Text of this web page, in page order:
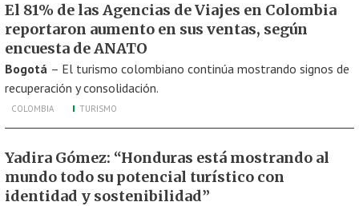
El 81% de las Agencias de Viajes en Colombia
reportaron aumento en sus ventas, según
encuesta de ANATO
Bogotá – El turismo colombiano continúa mostrando signos de
recuperación y consolidación.
COLOMBIA TURISMO
Yadira Gómez: “Honduras está mostrando al
mundo todo su potencial turístico con
identidad y sostenibilidad”